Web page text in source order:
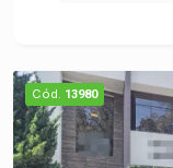
Cód. 13980